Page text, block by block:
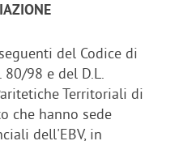
del Codice di
80/98 e del D.L.
Territoriali di
che hanno sede
dell'EBV, in